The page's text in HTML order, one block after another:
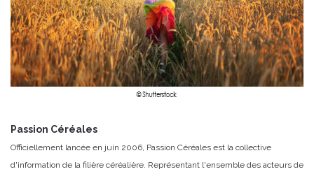
Passion Céréales
Officiellement lancée en juin 2006, Passion Céréales est la collective
d'information de la filière céréalière. Représentant l'ensemble des acteurs de